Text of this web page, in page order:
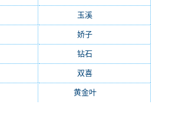
玉溪
娇子
钻石
双喜
黄金叶(151)